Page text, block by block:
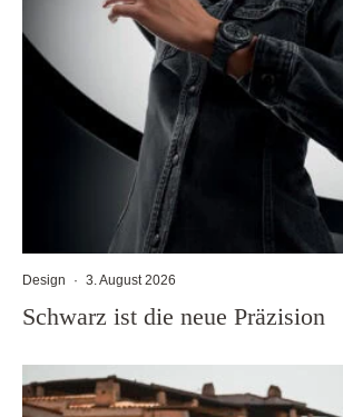
Design · 3. August 2026
Schwarz ist die neue Präzision